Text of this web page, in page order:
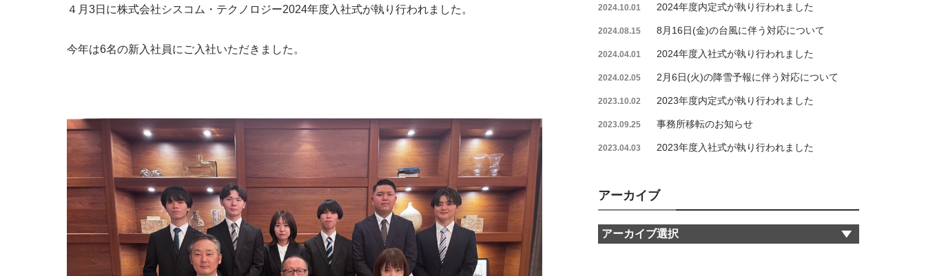
４月3日に株式会社シスコム・テクノロジー2024年度入社式が執り行われました。
今年は6名の新入社員にご入社いただきました。
2024.10.01 2024年度内定式が執り行われました
2024.08.15 8月16日(金)の台風に伴う対応について
2024.04.01 2024年度入社式が執り行われました
2024.02.05 2月6日(火)の降雪予報に伴う対応について
2023.10.02 2023年度内定式が執り行われました
2023.09.25 事務所移転のお知らせ
2023.04.03 2023年度入社式が執り行われました
アーカイブ